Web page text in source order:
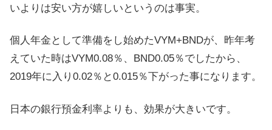
いよりは安い方が嬉しいというのは事実。
個人年金として準備をし始めたVYM+BNDが、昨年考
えていた時はVYM0.08％、BND0.05％でしたから、
2019年に入り0.02％と0.015％下がった事になります。
日本の銀行預金利率よりも、効果が大きいです。